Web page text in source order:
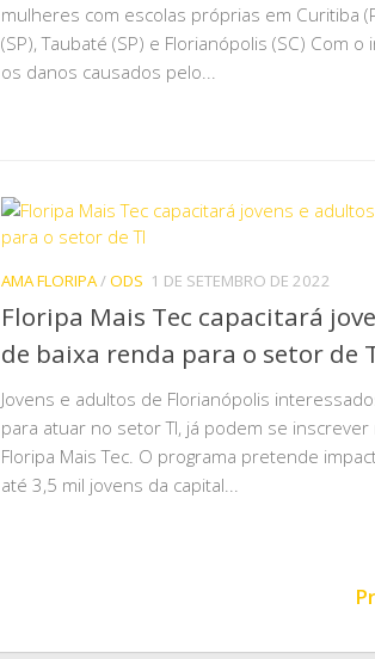
mulheres com escolas próprias em Curitiba
(SP), Taubaté (SP) e Florianópolis (SC) Com
os danos causados pelo...
AMA FLORIPA/ODS 1 DE SETEMBRO DE 2022
Floripa Mais Tec capacitará
de baixa renda para o setor de
Jovens e adultos de Florianópolis
para atuar no setor TI, já podem se inscrever
Floripa Mais Tec. O programa pretende
até 3,5 mil jovens da capital...